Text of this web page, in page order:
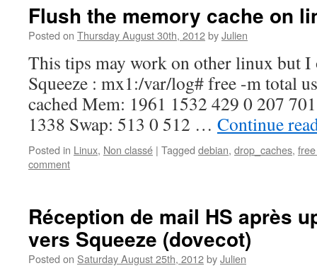
Flush the memory cache on
Posted on Thursday August 30th, 2012byJulien
This tips may work on other linux but I
Squeeze : mx1:/var/log# free -m total
cached Mem: 1961 1532 429 0 207
1338 Swap: 513 0 512 … Continue
Posted in Linux, Non classé | Tagged debian, drop_caches,
comment
Réception de mail HS après
vers Squeeze (dovecot)
Posted on Saturday August 25th, 2012byJulien